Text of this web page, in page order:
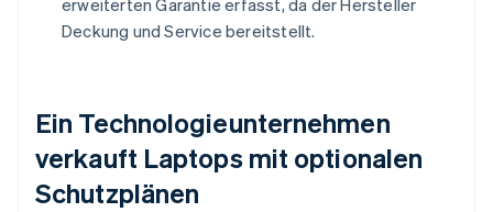
erweiterten Garantie erfasst, da der Hersteller
Deckung und Service bereitstellt.
Ein Technologieunternehmen
verkauft Laptops mit optionalen
Schutzplänen